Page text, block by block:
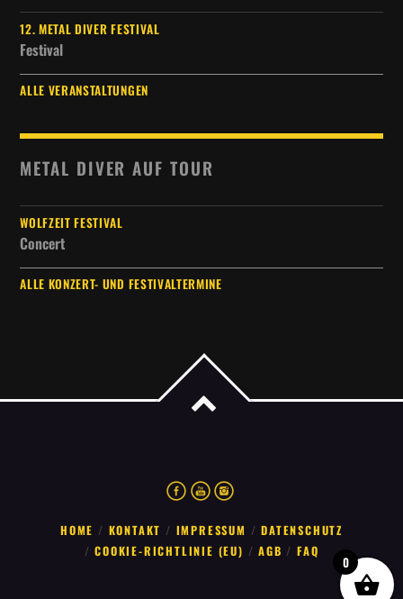
12. METAL DIVER FESTIVAL
Festival
ALLE VERANSTALTUNGEN
METAL DIVER AUF TOUR
WOLFZEIT FESTIVAL
Concert
ALLE KONZERT- UND FESTIVALTERMINE
HOME KONTAKT IMPRESSUM
DATENSCHUTZ
COOKIE-RICHTLINIE (EU)
AGB FAQ
0